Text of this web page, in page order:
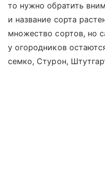
то нужно обратить
и название сорта
множество сортов, но
у огородников
семко, Стурон,